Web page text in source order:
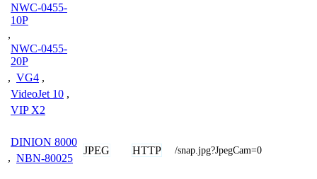
NWC-0455-
10P
,
NWC-0455-
20P
, VG4 ,
VideoJet 10 ,
VIP X2
DINION 8000
, NBN-80025
JPEG HTTP /snap.jpg?JpegCam=0